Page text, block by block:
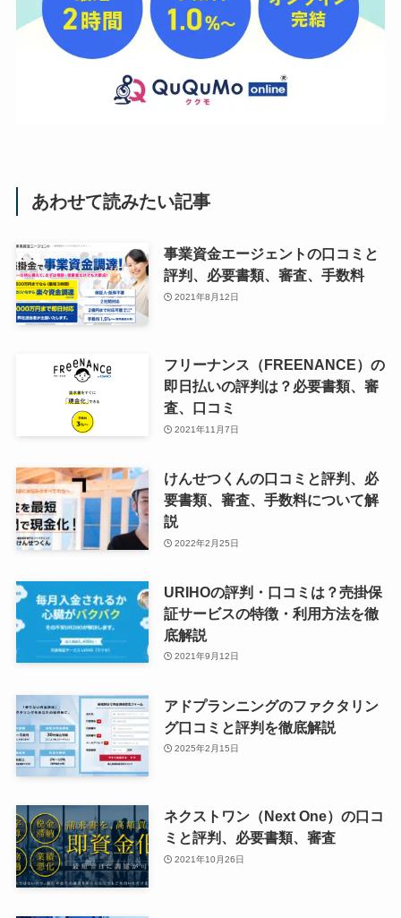
あわせて読みたい記事
事業資金エージェントの口コミと
評判、必要書類、審査、手数料
2021年8月12日
フリーナンス（FREENANCE）の
即日払いの評判は？必要書類、審
査、口コミ
2021年11月7日
けんせつくんの口コミと評判、必
要書類、審査、手数料について解
説
2022年2月25日
URIHOの評判・口コミは？売掛保
証サービスの特徴・利用方法を徹
底解説
2021年9月12日
アドプランニングのファクタリン
グ口コミと評判を徹底解説
2025年2月15日
ネクストワン（Next One）の口コ
ミと評判、必要書類、審査
2021年10月26日